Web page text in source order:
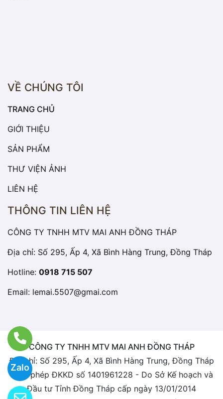
Zalo
VỀ CHÚNG TÔI
TRANG CHỦ
GIỚI THIỆU
SẢN PHẨM
THƯ VIỆN ẢNH
LIÊN HỆ
THÔNG TIN LIÊN HỆ
CÔNG TY TNHH MTV MAI ANH ĐỒNG THÁP
Địa chỉ: Số 295, Ấp 4, Xã Bình Hàng Trung, Đồng Tháp
Hotline: 0918 715 507
Email: lemai.5507@gmai.com
CÔNG TY TNHH MTV MAI ANH ĐỒNG THÁP
Địa chỉ: Số 295, Ấp 4, Xã Bình Hàng Trung, Đồng Tháp
Giấy phép ĐKKD số 1401961228 - Do Sở Kế hoạch và
Đầu tư Tỉnh Đồng Tháp cấp ngày 13/01/2014